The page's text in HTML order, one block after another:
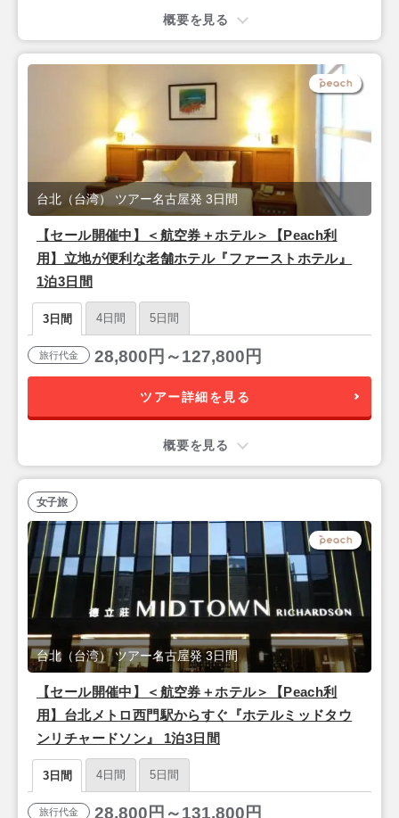
概要を見る
【セール開催中】＜航空券＋ホテル＞【Peach利
用】立地が便利な老舗ホテル『ファーストホテル』
1泊3日間
台北（台湾） ツアー名古屋発 3日間
3日間 4日間 5日間
旅行代金 28,800円～127,800円
ツアー詳細を見る
概要を見る
【セール開催中】＜航空券＋ホテル＞【Peach利
用】台北メトロ西門駅からすぐ『ホテルミッドタウ
ンリチャードソン』 1泊3日間
台北（台湾） ツアー名古屋発 3日間
女子旅
3日間 4日間 5日間
旅行代金 28,800円～131,800円